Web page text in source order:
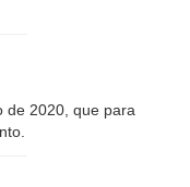
de 2020, que para